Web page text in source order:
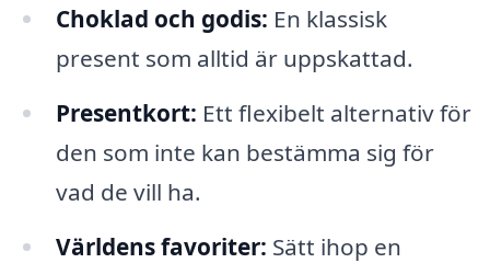
Choklad och godis: En klassisk
present som alltid är uppskattad.
Presentkort: Ett flexibelt alternativ för
den som inte kan bestämma sig för
vad de vill ha.
Världens favoriter: Sätt ihop en